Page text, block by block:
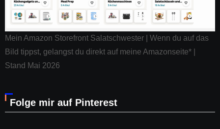
Mein Amazon Storefront Salatschwester | Wenn du auf das
Bild tippst, gelangst du direkt auf meine Amazonseite* |
Stand Mai 2026
Folge mir auf Pinterest